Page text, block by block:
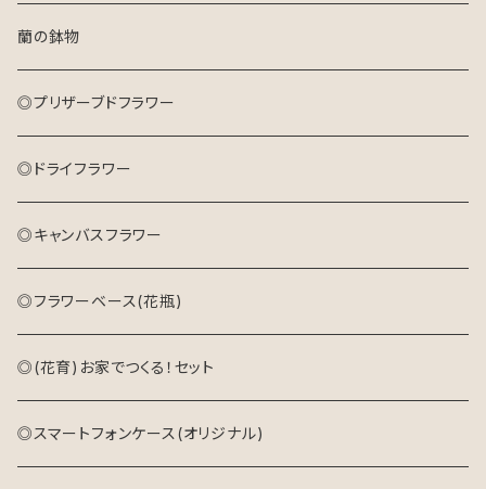
ドライフラワーリース
キャンバスフラワー
プリザーブドフラワーアレンジメント
ドライフラワーリース
キャンバスフラワー
アレンジメント
プリザーブドフラワーアレンジメント
アレンジメント(生花)
花束(生花)
蘭の鉢物
◎プリザーブドフラワー
◎ドライフラワー
◎キャンバスフラワー
◎フラワーベース(花瓶)
◎(花育)お家でつくる！セット
◎スマートフォンケース(オリジナル)